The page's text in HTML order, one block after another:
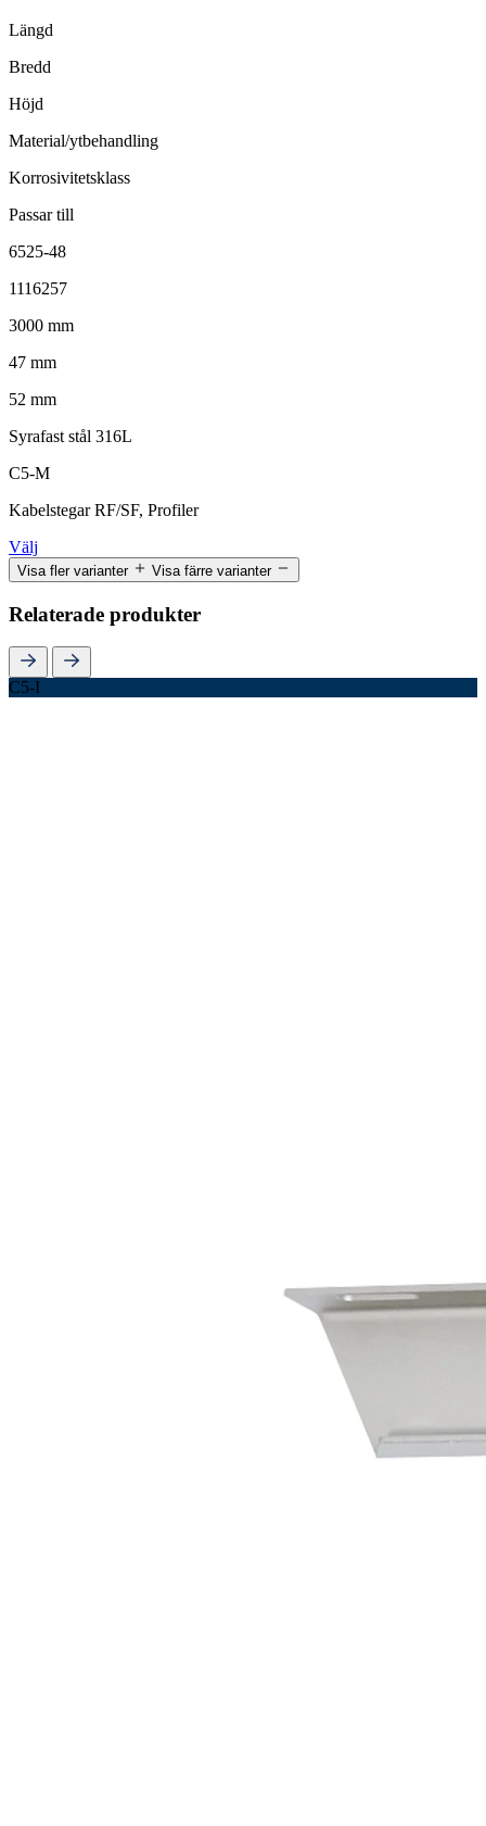
Längd
Bredd
Höjd
Material/ytbehandling
Korrosivitetsklass
Passar till
6525-48
1116257
3000 mm
47 mm
52 mm
Syrafast stål 316L
C5-M
Kabelstegar RF/SF, Profiler
Välj
Visa fler varianter Visa färre varianter
Relaterade produkter
C5-I